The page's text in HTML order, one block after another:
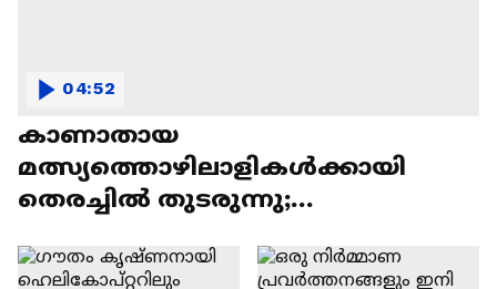
കാണാതായ
മത്സ്യത്തൊഴിലാളികൾക്കായി
തെരച്ചിൽ തുടരുന്നു;
പി.സി.വിഷ്‌ണുനാഥ്‌
04:52